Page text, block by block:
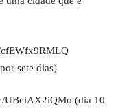
sete dias)
UBeiAX2iQMo (dia 10